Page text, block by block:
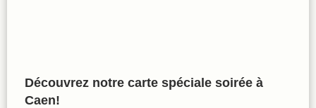
Découvrez notre carte spéciale soirée à
Caen!